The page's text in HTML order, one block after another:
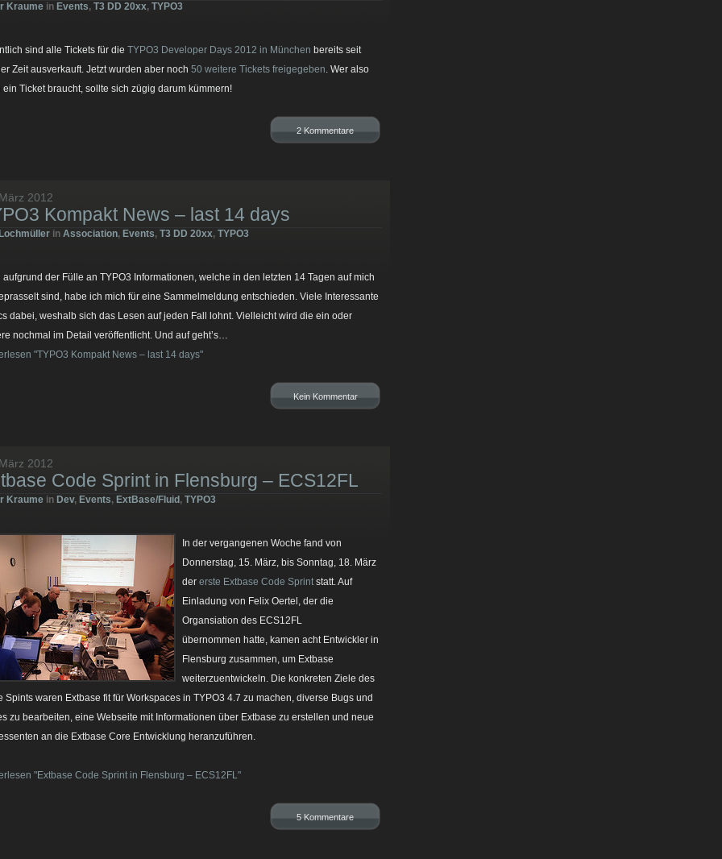
Kraume in Events, T3 DD 20xx, TYPO3
sind alle Tickets für die TYPO3 Developer Days 2012 in München bereits seit
Zeit ausverkauft. Jetzt wurden aber noch 50 weitere Tickets freigegeben. Wer also
ein Ticket braucht, sollte sich zügig darum kümmern!
2 Kommentare
2012
Kompakt News – last 14 days
in Association, Events, T3 DD 20xx, TYPO3
der Fülle an TYPO3 Informationen, welche in den letzten 14 Tagen auf mich
sind, habe ich mich für eine Sammelmeldung entschieden. Viele Interessante
dabei, weshalb sich das Lesen auf jeden Fall lohnt. Vielleicht wird die ein oder
nochmal im Detail veröffentlicht. Und auf geht’s…
"TYPO3 Kompakt News – last 14 days"
Kein Kommentar
2012
Code Sprint in Flensburg – ECS12FL
Kraume in Dev, Events, ExtBase/Fluid , TYPO3
In der vergangenen Woche fand von
Donnerstag, 15. März, bis Sonntag, 18. März
der erste Extbase Code Sprintstatt. Auf
Einladung von Felix Oertel, der die
Organsiation des ECS12FL
übernommen hatte, kamen acht Entwickler in
Flensburg zusammen, um Extbase
weiterzuentwickeln. Die konkreten Ziele des
Spints waren Extbase fit für Workspaces in TYPO3 4.7 zu machen, diverse Bugs und
zu bearbeiten, eine Webseite mit Informationen über Extbase zu erstellen und neue
an die Extbase Core Entwicklung heranzuführen.
"Extbase Code Sprint in Flensburg – ECS12FL"
5 Kommentare